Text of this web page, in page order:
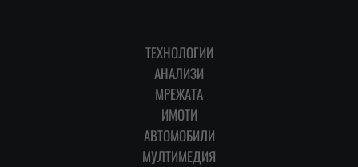
ТЕХНОЛОГИИ
АНАЛИЗИ
МРЕЖАТА
ИМОТИ
АВТОМОБИЛИ
МУЛТИМЕДИЯ